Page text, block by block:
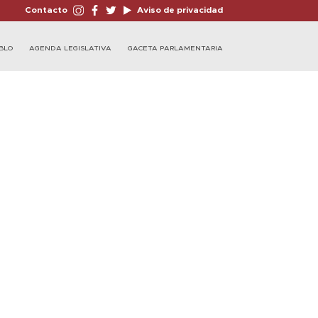
Contacto Aviso de privacidad
AGENDA LEGISLATIVA GACETA PARLAMENTARIA